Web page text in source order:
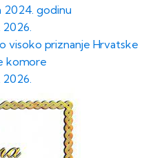
godinu
2026.
visoko priznanje Hrvatske
komore
2026.